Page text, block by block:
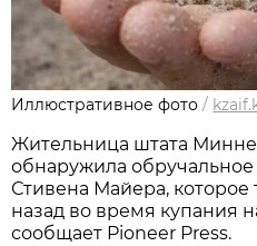
Иллюстративное фото /
Жительница штата
обнаружила обручальное
Стивена Майера, которое
назад во время купания
сообщает Pioneer Press.